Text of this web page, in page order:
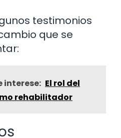
testimonios
que se
interese: El rol del
rehabilitador